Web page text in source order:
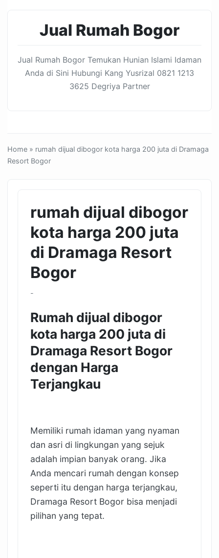
Jual Rumah Bogor
Jual Rumah Bogor Temukan Hunian Islami Idaman
Anda di Sini Hubungi Kang Yusrizal 0821 1213
3625 Degriya Partner
Home » rumah dijual dibogor kota harga 200 juta di Dramaga
Resort Bogor
rumah dijual dibogor
kota harga 200 juta
di Dramaga Resort
Bogor
-
Rumah dijual dibogor
kota harga 200 juta di
Dramaga Resort Bogor
dengan Harga
Terjangkau
Memiliki rumah idaman yang nyaman
dan asri di lingkungan yang sejuk
adalah impian banyak orang. Jika
Anda mencari rumah dengan konsep
seperti itu dengan harga terjangkau,
Dramaga Resort Bogor bisa menjadi
pilihan yang tepat.